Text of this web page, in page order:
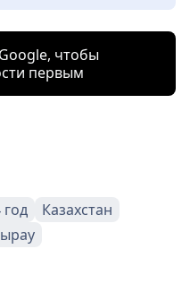
чтобы
первым
год
Казахстан